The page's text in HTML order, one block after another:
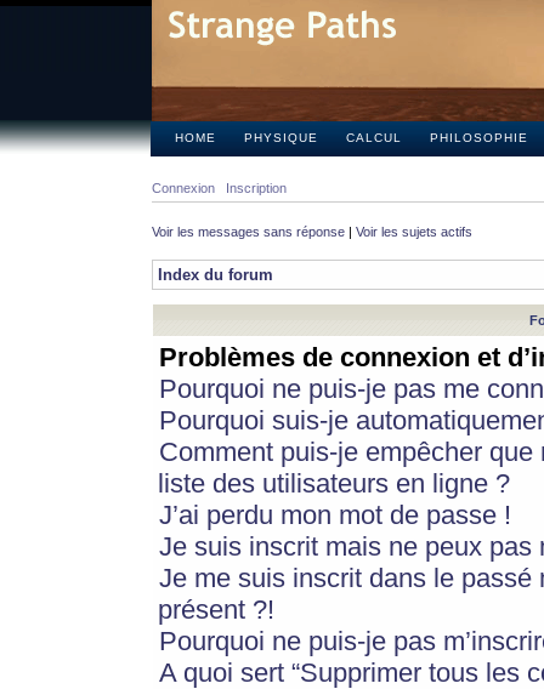
HOME PHYSIQUE CALCUL PHILOSOPHIE
Connexion Inscription
Voir les messages sans réponse | Voir les sujets actifs
Index du forum
Problèmes de connexion et
Pourquoi ne puis-je pas me
Pourquoi suis-je
Comment puis-je empêcher
liste des utilisateurs en ligne ?
J’ai perdu mon mot de passe !
Je suis inscrit mais ne peux pas
Je me suis inscrit dans le
présent ?!
Pourquoi ne puis-je pas
A quoi sert “Supprimer tous les